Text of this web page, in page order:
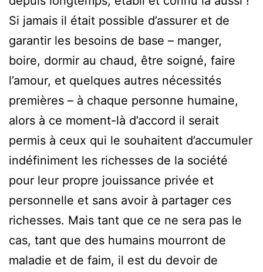
Si jamais il était possible d’assurer et de
garantir les besoins de base – manger,
boire, dormir au chaud, être soigné, faire
l’amour, et quelques autres nécessités
premières – à chaque personne humaine,
alors à ce moment-là d’accord il serait
permis à ceux qui le souhaitent d’accumuler
indéfiniment les richesses de la société
pour leur propre jouissance privée et
personnelle et sans avoir à partager ces
richesses. Mais tant que ce ne sera pas le
cas, tant que des humains mourront de
maladie et de faim, il est du devoir de